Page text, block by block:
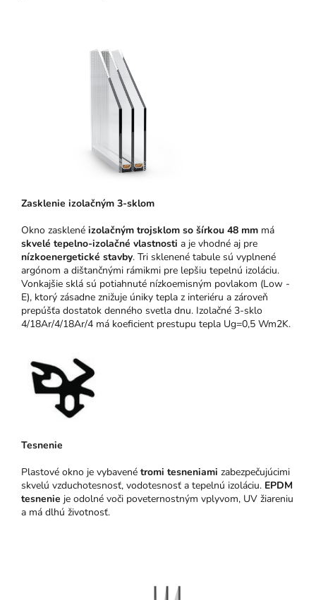
Zasklenie izolačným 3-sklom
Okno zasklené izolačným trojsklom so šírkou 48 mm má
skvelé tepelno-izolačné vlastnosti a je vhodné aj pre
nízkoenergetické stavby. Tri sklenené tabule sú vyplnené
argónom a dištančnými rámikmi pre lepšiu tepelnú izoláciu.
Vonkajšie sklá sú potiahnuté nízkoemisným povlakom (Low -
E), ktorý zásadne znižuje úniky tepla z interiéru a zároveň
prepúšťa dostatok denného svetla dnu. Izolačné 3-sklo
4/18Ar/4/18Ar/4 má koeficient prestupu tepla Ug=0,5 Wm2K.
Tesnenie
Plastové okno je vybavené tromi tesneniami zabezpečujúcimi
skvelú vzduchotesnosť, vodotesnosť a tepelnú izoláciu. EPDM
tesnenie je odolné voči poveternostným vplyvom, UV žiareniu
a má dlhú životnosť.